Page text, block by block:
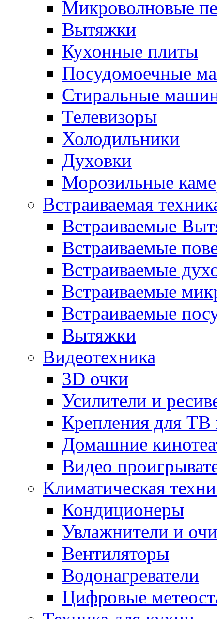
Микроволновые
Вытяжки
Кухонные плиты
Посудомоечные
Стиральные
Телевизоры
Холодильники
Духовки
Морозильные
Встраиваемая
Встраиваемые
Встраиваемые
Встраиваемые
Встраиваемые
Встраиваемые
Вытяжки
Видеотехника
3D очки
Усилители и
Крепления для ТВ
Домашние
Видео
Климатическая
Кондиционеры
Увлажнители и
Вентиляторы
Водонагреватели
Цифровые